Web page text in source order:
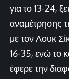
για το 13-24,
αναμέτρησης
με τον Λουκ
16-35, ενώ το
έφερε την